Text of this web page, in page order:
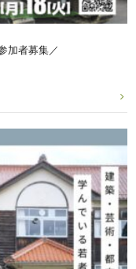
加者募集／